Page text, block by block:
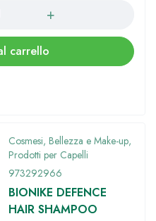
carrello
Cosmesi, Bellezza e Make-up,
Prodotti per Capelli
973292966
BIONIKE DEFENCE
HAIR SHAMPOO